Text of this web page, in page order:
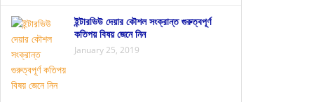
ইন্টারভিউ দেয়ার কৌশল সংক্রান্ত গুরুত্বপূর্ণ
কতিপয় বিষয় জেনে নিন
January 25, 2019